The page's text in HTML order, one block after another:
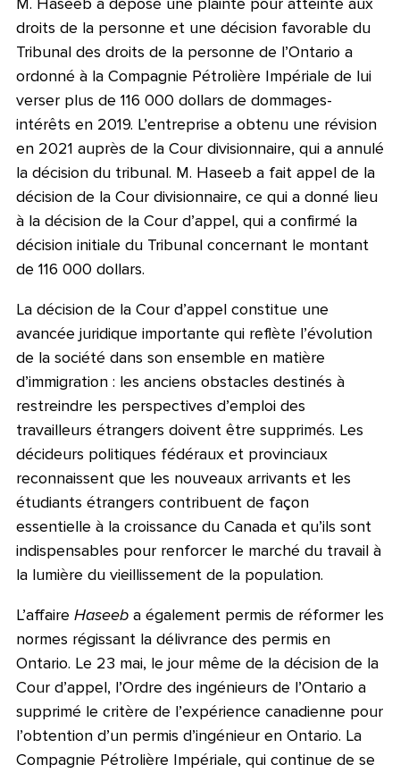
droits de la personne et une décision favorable du
Tribunal des droits de la personne de l’Ontario a
ordonné à la Compagnie Pétrolière Impériale de lui
verser plus de 116 000 dollars de dommages-
intérêts en 2019. L’entreprise a obtenu une révision
en 2021 auprès de la Cour divisionnaire, qui a annulé
la décision du tribunal. M. Haseeb a fait appel de la
décision de la Cour divisionnaire, ce qui a donné lieu
à la décision de la Cour d’appel, qui a confirmé la
décision initiale du Tribunal concernant le montant
de 116 000 dollars.
La décision de la Cour d’appel constitue une
avancée juridique importante qui reflète l’évolution
de la société dans son ensemble en matière
d’immigration : les anciens obstacles destinés à
restreindre les perspectives d’emploi des
travailleurs étrangers doivent être supprimés. Les
décideurs politiques fédéraux et provinciaux
reconnaissent que les nouveaux arrivants et les
étudiants étrangers contribuent de façon
essentielle à la croissance du Canada et qu’ils sont
indispensables pour renforcer le marché du travail à
la lumière du vieillissement de la population.
L’affaire Haseeb a également permis de réformer les
normes régissant la délivrance des permis en
Ontario. Le 23 mai, le jour même de la décision de la
Cour d’appel, l’Ordre des ingénieurs de l’Ontario a
supprimé le critère de l’expérience canadienne pour
l’obtention d’un permis d’ingénieur en Ontario. La
Compagnie Pétrolière Impériale, qui continue de se